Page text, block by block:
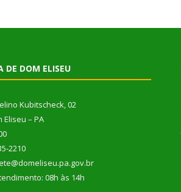
DE DOM ELISEU
Kubitscheck, 02
Eliseu – PA
2210
08h às 14h